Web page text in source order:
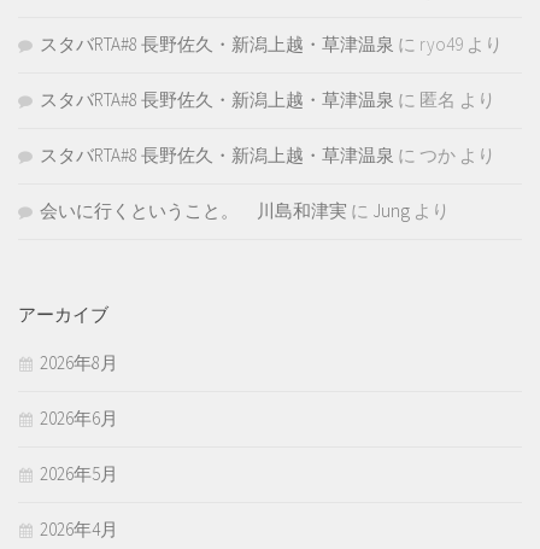
スタバRTA#8 長野佐久・新潟上越・草津温泉 に ryo49 より
スタバRTA#8 長野佐久・新潟上越・草津温泉 に 匿名 より
スタバRTA#8 長野佐久・新潟上越・草津温泉 に つか より
会いに行くということ。 川島和津実 に Jung より
アーカイブ
2026年8月
2026年6月
2026年5月
2026年4月